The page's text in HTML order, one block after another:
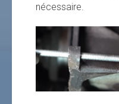
nécessaire.